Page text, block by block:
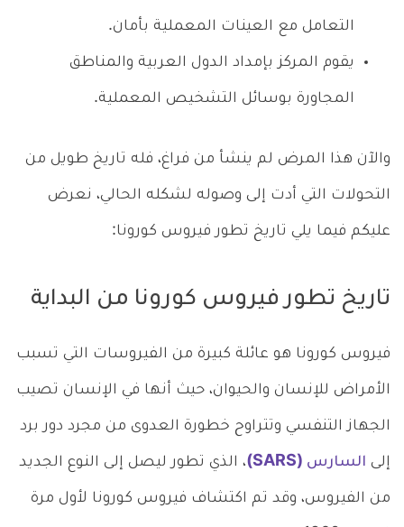
التعامل مع العينات المعملية بأمان.
يقوم المركز بإمداد الدول العربية والمناطق
المجاورة بوسائل التشخيص المعملية.
والآن هذا المرض لم ينشأ من فراغ، فله تاريخ طويل من
التحولات التي أدت إلى وصوله لشكله الحالي، نعرض
عليكم فيما يلي تاريخ تطور فيروس كورونا:
تاريخ تطور فيروس كورونا من البداية
فيروس كورونا هو عائلة كبيرة من الفيروسات التي تسبب
الأمراض للإنسان والحيوان، حيث أنها في الإنسان تصيب
الجهاز التنفسي وتتراوح خطورة العدوى من مجرد دور برد
إلى السارس (SARS) ، الذي تطور ليصل إلى النوع الجديد
من الفيروس، وقد تم اكتشاف فيروس كورونا لأول مرة